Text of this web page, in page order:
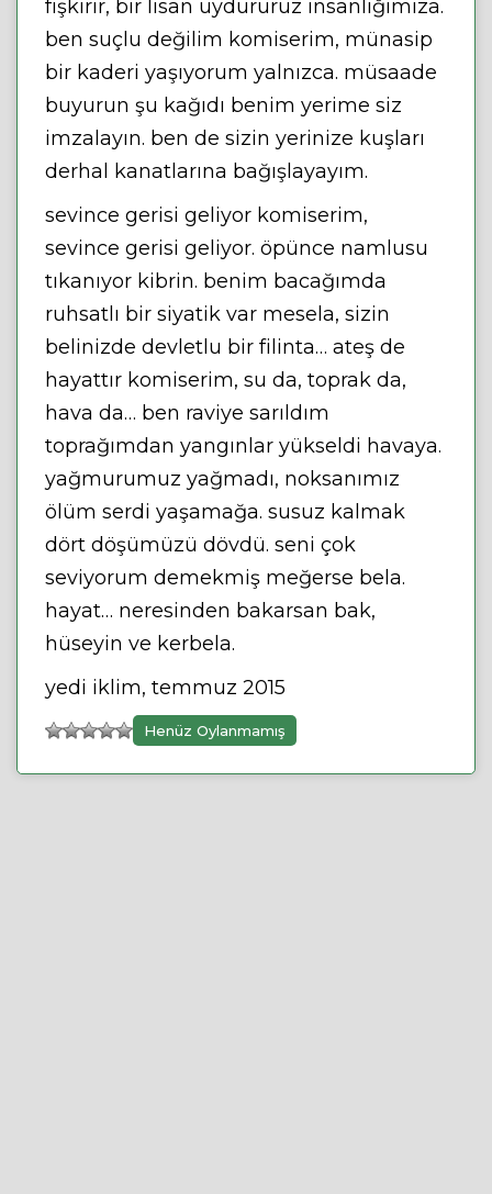
fışkırır, bir lisan uydururuz insanlığımıza.
ben suçlu değilim komiserim, münasip
bir kaderi yaşıyorum yalnızca. müsaade
buyurun şu kağıdı benim yerime siz
imzalayın. ben de sizin yerinize kuşları
derhal kanatlarına bağışlayayım.
sevince gerisi geliyor komiserim,
sevince gerisi geliyor. öpünce namlusu
tıkanıyor kibrin. benim bacağımda
ruhsatlı bir siyatik var mesela, sizin
belinizde devletlu bir filinta… ateş de
hayattır komiserim, su da, toprak da,
hava da… ben raviye sarıldım
toprağımdan yangınlar yükseldi havaya.
yağmurumuz yağmadı, noksanımız
ölüm serdi yaşamağa. susuz kalmak
dört döşümüzü dövdü. seni çok
seviyorum demekmiş meğerse bela.
hayat… neresinden bakarsan bak,
hüseyin ve kerbela.
yedi iklim, temmuz 2015
Henüz Oylanmamış